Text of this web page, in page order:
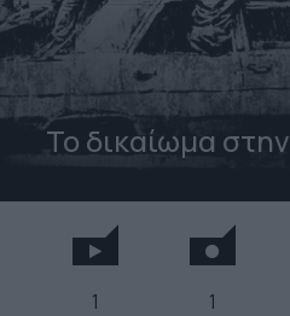
Το δικαίωμα στην
1 1